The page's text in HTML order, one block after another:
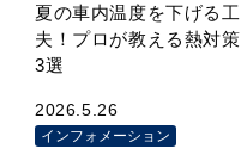
夏の車内温度を下げる工
夫！プロが教える熱対策
3選
2026.5.26
インフォメーション